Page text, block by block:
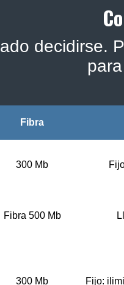
decidirse.
Fibra
300 Mb
Fibra 500 Mb
300 Mb Fijo: